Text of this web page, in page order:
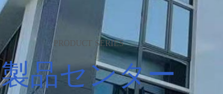
PRODUCT SERIES
製品センター